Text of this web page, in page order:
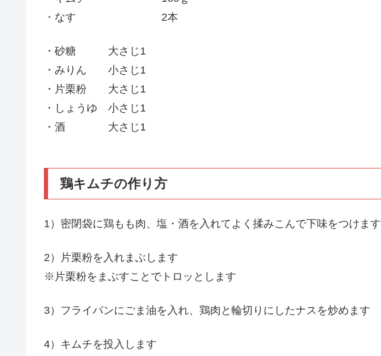
・なす 2本
・砂糖 大さじ1
・みりん 小さじ1
・片栗粉 大さじ1
・しょうゆ 小さじ1
・酒 大さじ1
鶏キムチの作り方
1）密閉袋に鶏もも肉、塩・酒を入れてよく揉みこんで下味をつけます
2）片栗粉を入れまぶします
※片栗粉をまぶすことでトロッとします
3）フライパンにごま油を入れ、鶏肉と輪切りにしたナスを炒めます
4）キムチを投入します